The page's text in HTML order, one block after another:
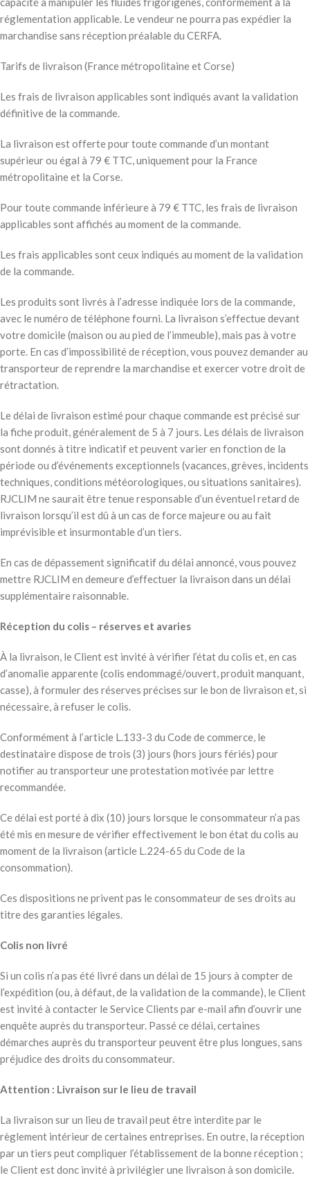
réglementation applicable. Le vendeur ne pourra pas expédier la
marchandise sans réception préalable du CERFA.
Tarifs de livraison (France métropolitaine et Corse)
Les frais de livraison applicables sont indiqués avant la validation
définitive de la commande.
La livraison est offerte pour toute commande d’un montant
supérieur ou égal à 79 € TTC, uniquement pour la France
métropolitaine et la Corse.
Pour toute commande inférieure à 79 € TTC, les frais de livraison
applicables sont affichés au moment de la commande.
Les frais applicables sont ceux indiqués au moment de la validation
de la commande.
Les produits sont livrés à l’adresse indiquée lors de la commande,
avec le numéro de téléphone fourni. La livraison s’effectue devant
votre domicile (maison ou au pied de l’immeuble), mais pas à votre
porte. En cas d’impossibilité de réception, vous pouvez demander au
transporteur de reprendre la marchandise et exercer votre droit de
rétractation.
Le délai de livraison estimé pour chaque commande est précisé sur
la fiche produit, généralement de 5 à 7 jours. Les délais de livraison
sont donnés à titre indicatif et peuvent varier en fonction de la
période ou d’événements exceptionnels (vacances, grèves, incidents
techniques, conditions météorologiques, ou situations sanitaires).
RJCLIM ne saurait être tenue responsable d’un éventuel retard de
livraison lorsqu’il est dû à un cas de force majeure ou au fait
imprévisible et insurmontable d’un tiers.
En cas de dépassement significatif du délai annoncé, vous pouvez
mettre RJCLIM en demeure d’effectuer la livraison dans un délai
supplémentaire raisonnable.
Réception du colis – réserves et avaries
À la livraison, le Client est invité à vérifier l’état du colis et, en cas
d’anomalie apparente (colis endommagé/ouvert, produit manquant,
casse), à formuler des réserves précises sur le bon de livraison et, si
nécessaire, à refuser le colis.
Conformément à l’article L.133-3 du Code de commerce, le
destinataire dispose de trois (3) jours (hors jours fériés) pour
notifier au transporteur une protestation motivée par lettre
recommandée.
Ce délai est porté à dix (10) jours lorsque le consommateur n’a pas
été mis en mesure de vérifier effectivement le bon état du colis au
moment de la livraison (article L.224-65 du Code de la
consommation).
Ces dispositions ne privent pas le consommateur de ses droits au
titre des garanties légales.
Colis non livré
Si un colis n’a pas été livré dans un délai de 15 jours à compter de
l’expédition (ou, à défaut, de la validation de la commande), le Client
est invité à contacter le Service Clients par e-mail afin d’ouvrir une
enquête auprès du transporteur. Passé ce délai, certaines
démarches auprès du transporteur peuvent être plus longues, sans
préjudice des droits du consommateur.
Attention : Livraison sur le lieu de travail
La livraison sur un lieu de travail peut être interdite par le
règlement intérieur de certaines entreprises. En outre, la réception
par un tiers peut compliquer l’établissement de la bonne réception ;
le Client est donc invité à privilégier une livraison à son domicile.